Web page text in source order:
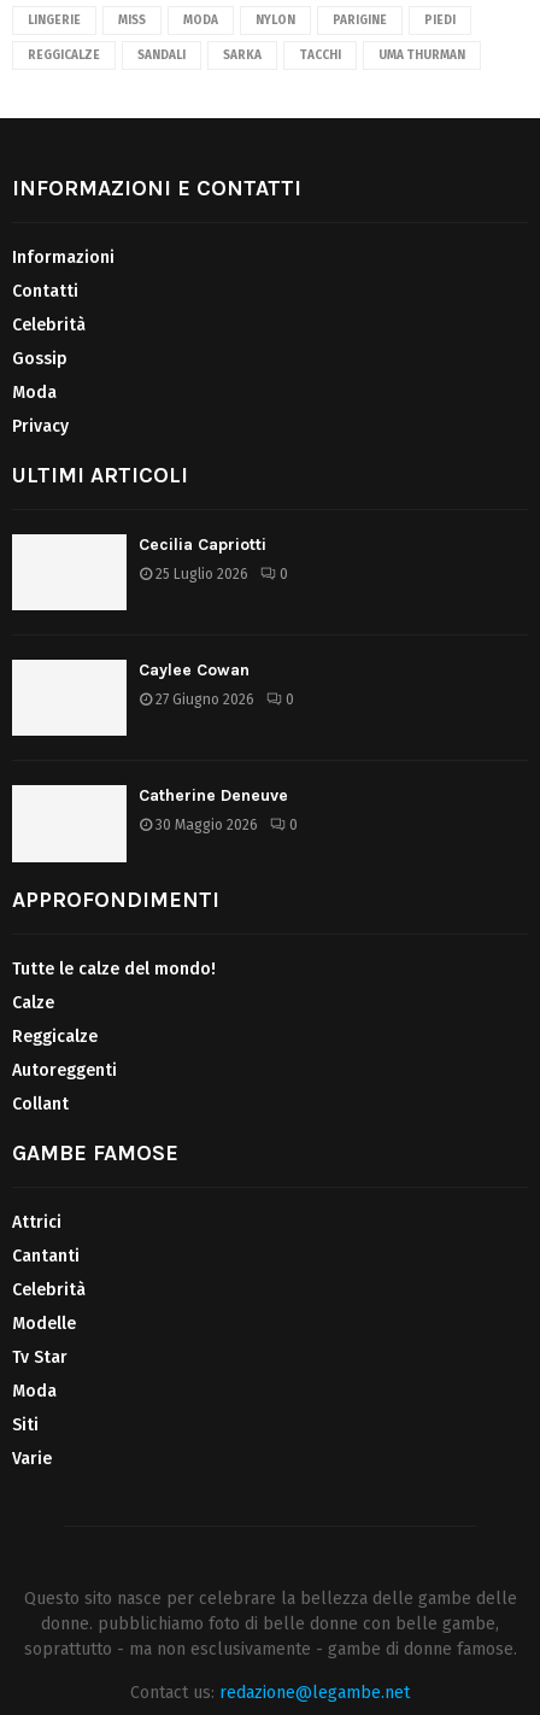
LINGERIE MISS MODA NYLON PARIGINE PIEDI
REGGICALZE SANDALI SARKA TACCHI UMA THURMAN
INFORMAZIONI E CONTATTI
Informazioni
Contatti
Celebrità
Gossip
Moda
Privacy
ULTIMI ARTICOLI
Cecilia Capriotti
25 Luglio 2026 0
Caylee Cowan
27 Giugno 2026 0
Catherine Deneuve
30 Maggio 2026 0
APPROFONDIMENTI
Tutte le calze del mondo!
Calze
Reggicalze
Autoreggenti
Collant
GAMBE FAMOSE
Attrici
Cantanti
Celebrità
Modelle
Tv Star
Moda
Siti
Varie
Questo sito nasce per celebrare la bellezza delle gambe delle
donne. pubblichiamo foto di belle donne con belle gambe,
soprattutto - ma non esclusivamente - gambe di donne famose.
Contact us: redazione@legambe.net